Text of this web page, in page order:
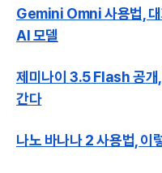
Gemini Omni 사용법, 대
AI 모델
제미나이 3.5 Flash 공개
간다
나노 바나나 2 사용법, 이